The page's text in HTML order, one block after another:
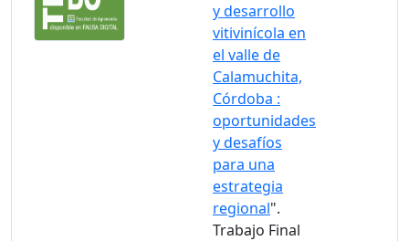
y desarrollo
vitivinícola en
el valle de
Calamuchita,
Córdoba :
oportunidades
y desafíos
para una
estrategia
regional".
Trabajo Final